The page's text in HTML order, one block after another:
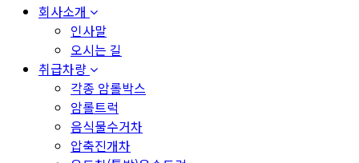
회사소개
인사말
오시는 길
취급차량
각종 암롤박스
암롤트럭
음식물수거차
압축진개차